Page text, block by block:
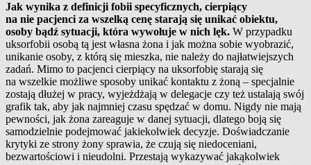
Jak wynika z definicji fobii specyficznych, cierpiący
na nie pacjenci za wszelką cenę starają się unikać obiektu,
osoby bądź sytuacji, która wywołuje w nich lęk. W przypadku
uksorfobii osobą tą jest własna żona i jak można sobie wyobrazić,
unikanie osoby, z którą się mieszka, nie należy do najłatwiejszych
zadań. Mimo to pacjenci cierpiący na uksorfobię starają się
na wszelkie możliwe sposoby unikać kontaktu z żoną – specjalnie
zostają dłużej w pracy, wyjeżdżają w delegacje czy też ustalają swój
grafik tak, aby jak najmniej czasu spędzać w domu. Nigdy nie mają
pewności, jak żona zareaguje w danej sytuacji, dlatego boją się
samodzielnie podejmować jakiekolwiek decyzje. Doświadczanie
krytyki ze strony żony sprawia, że czują się niedoceniani,
bezwartościowi i nieudolni. Przestają wykazywać jakąkolwiek